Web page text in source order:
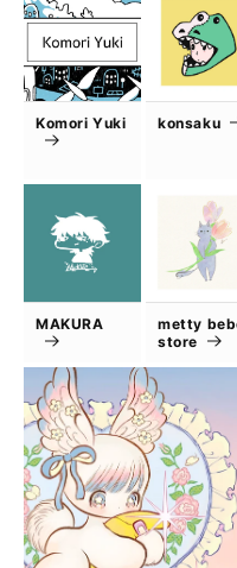
Komori Yuki konsaku
MAKURA
metty
store